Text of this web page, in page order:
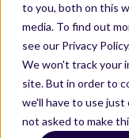
to you, both on this
media. To find out
see our Privacy
We won't track your
site. But in order to
we'll have to use
not asked to make